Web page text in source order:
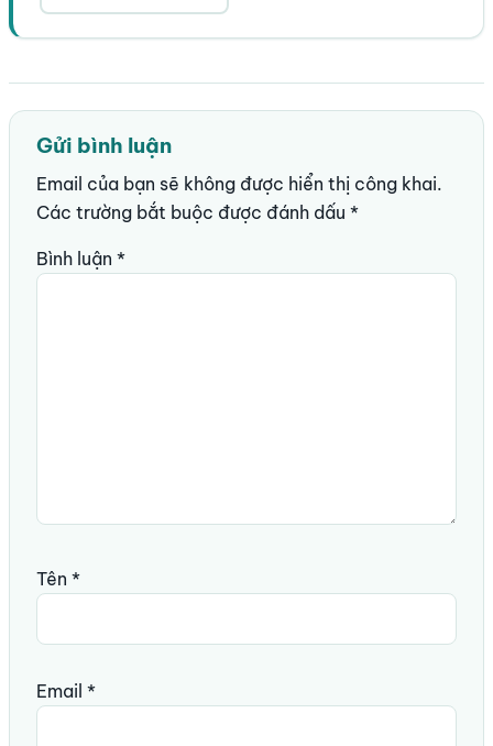
Gửi bình luận
Email của bạn sẽ không được hiển thị công khai.
Các trường bắt buộc được đánh dấu *
Bình luận *
Tên *
Email *